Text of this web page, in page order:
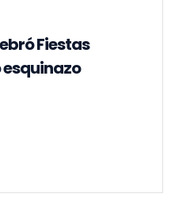
Fiestas